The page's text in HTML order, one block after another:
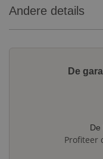
Andere details
De
De
Profiteer